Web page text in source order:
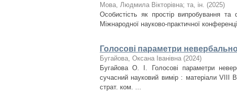
Мова, Людмила Вікторівна; та, ін. (2025)
Особистість як простір випробування
Міжнародної науково-практичної
Голосові параметри
Бугайова, Оксана Іванівна (2024)
Бугайова О. І. Голосові параметри
сучасний науковий вимір : матеріали
страт. ком. ...